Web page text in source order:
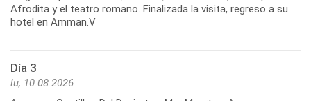
Afrodita y el teatro romano. Finalizada la visita, regreso a su
hotel en Amman.V
Día 3
lu, 10.08.2026